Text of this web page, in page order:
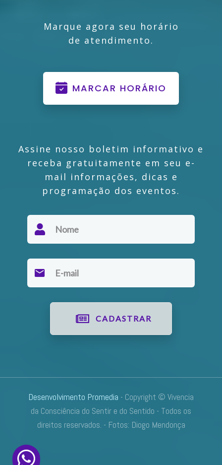
Marque agora seu horário
de atendimento.
MARCAR HORÁRIO
Assine nosso boletim informativo e
receba gratuitamente em seu e-
mail informações, dicas e
programação dos eventos.
CADASTRAR
Desenvolvimento Promedia - Copyright © Vivencia
da Consciência do Sentir e do Sentido - Todos os
direitos reservados. - Fotos: Diogo Mendonça